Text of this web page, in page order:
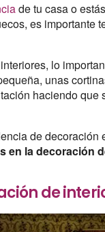
de tu casa o
es importante
lo
unas
haciendo que
de decoración
en la decoración
de